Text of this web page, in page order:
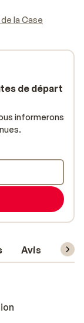
la Case
Avis
de départ
informerons